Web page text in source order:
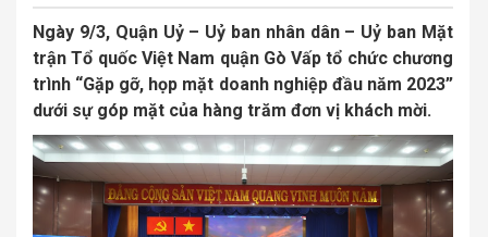
Ngày 9/3, Quận Uỷ – Uỷ ban nhân dân – Uỷ ban Mặt
trận Tổ quốc Việt Nam quận Gò Vấp tổ chức chương
trình “Gặp gỡ, họp mặt doanh nghiệp đầu năm 2023”
dưới sự góp mặt của hàng trăm đơn vị khách mời.